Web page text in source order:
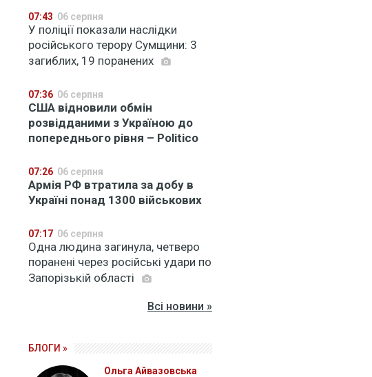
07:43 06 серпня
У поліції показали наслідки
російського терору Сумщини: 3
загиблих, 19 поранених
07:36 06 серпня
США відновили обмін
розвідданими з Україною до
попереднього рівня – Politico
07:26 06 серпня
Армія РФ втратила за добу в
Україні понад 1300 військових
07:17 06 серпня
Одна людина загинула, четверо
поранені через російські удари по
Запорізькій області
Всі новини »
БЛОГИ »
Ольга Айвазовська